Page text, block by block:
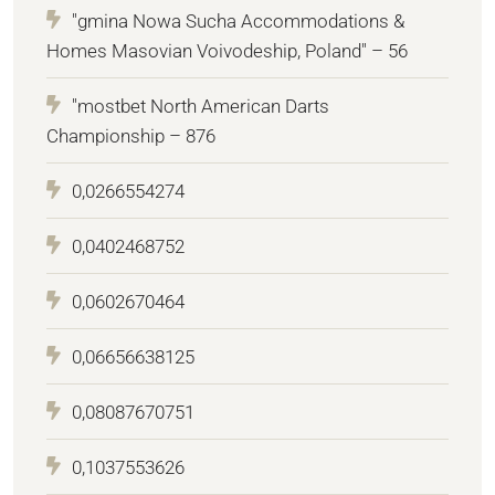
"gmina Nowa Sucha Accommodations &
Homes Masovian Voivodeship, Poland" – 56
"mostbet North American Darts
Championship – 876
0,0266554274
0,0402468752
0,0602670464
0,06656638125
0,08087670751
0,1037553626